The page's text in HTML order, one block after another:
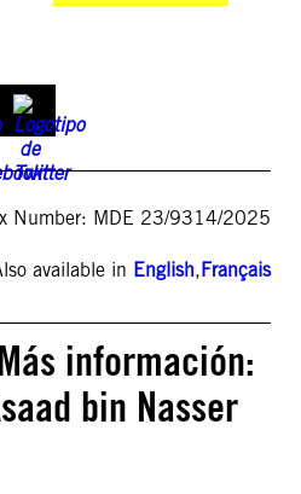
Number: MDE 23/9314/2025
available in English,Français
información:
bin Nasser